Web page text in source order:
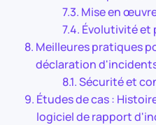
Mise en
Évolutivité et
Meilleures pratiques
déclaration
Sécurité et
Études de cas :
logiciel de rapport